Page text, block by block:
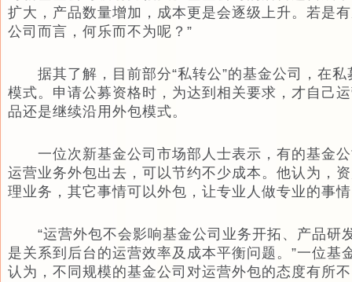
扩大，产品数量增加，成本更是会逐级上升。若是
公司而言，何乐而不为呢？”
据其了解，目前部分“私转公”的基金公司，在私
模式。申请公募资格时，为达到相关要求，才自己
品还是继续沿用外包模式。
一位次新基金公司市场部人士表示，有的基金公
运营业务外包出去，可以节约不少成本。他认为，
理业务，其它事情可以外包，让专业人做专业的事
“运营外包不会影响基金公司业务开拓、产品研
是关系到后台的运营效率及成本平衡问题。”一位基
认为，不同规模的基金公司对运营外包的态度有所